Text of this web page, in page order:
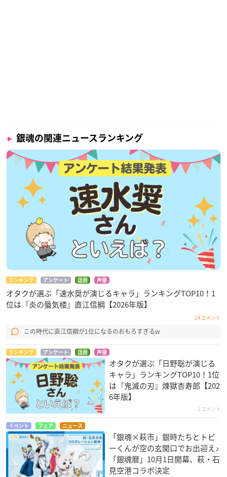
銀魂の関連ニュースランキング
ランキング アンケート 話題 声優
オタクが選ぶ「速水奨が演じるキャラ」ランキングTOP10！1
位は『炎の蜃気楼』直江信綱【2026年版】
14コメント
この時代に直江信綱が1位になるのおもろすぎるw
ランキング アンケート 話題 声優
オタクが選ぶ「日野聡が演じる
キャラ」ランキングTOP10！1位
は『鬼滅の刃』煉󠄁獄杏寿郎【202
6年版】
2コメント
イベント フェア ニュース
「銀魂×萩市」銀時たちとトビ
ーくんが空の玄関口でお出迎え♪
「銀魂暦」10月1日開幕、萩・石
見空港コラボ決定